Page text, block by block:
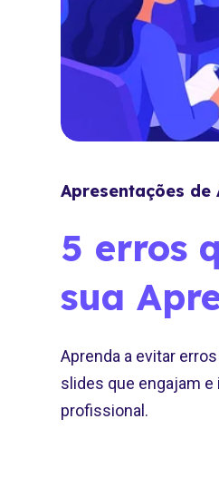
Apresentações
5 erros
sua
Aprenda a evitar
slides que engajam
profissional.